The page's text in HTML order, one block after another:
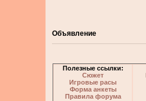
Объявление
Полезные ссылки:
Сюжет
Игровые расы
Форма анкеты
Правила форума